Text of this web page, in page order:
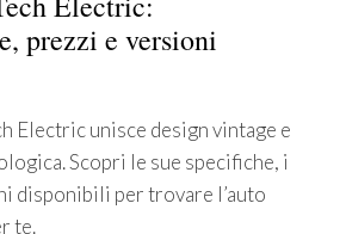
prezzi e versioni
Electric unisce design vintage e
Scopri le sue specifiche, i
disponibili per trovare l’auto
te.